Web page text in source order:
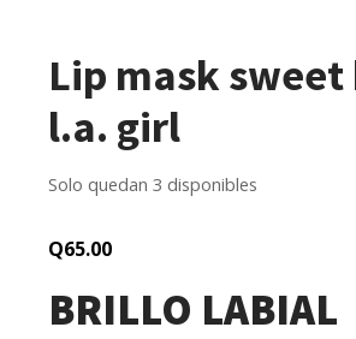
Lip mask
l.a. girl
Solo quedan 3 disponibles
Q65.00
BRILLO LABIAL